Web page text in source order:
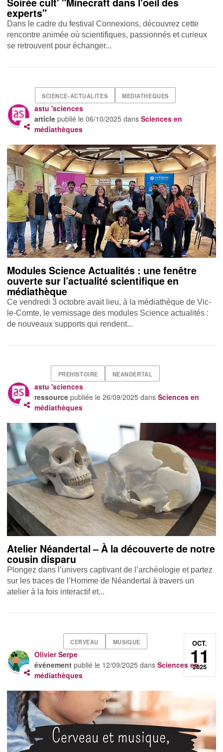
experts"
Dans le cadre du festival Connexions, découvrez cette
rencontre animée où scientifiques, passionnés et curieux
se retrouvent pour échanger...
SCIENCE-ACTUALITES MEDIATHEQUES
astu 'sciences
article publié le06/10/2025 dansSciences en
médiathèques
Modules Science Actualités : une fenêtre
ouverte sur l’actualité scientifique en
médiathèque
Ce vendredi 3 octobre avait lieu, à la médiathèque de Vic-
le-Comte, le vernissage des modules Science actualités :
de nouveaux supports qui rendent...
PREHISTOIRE NEANDERTAL
astu 'sciences
ressource publiée le26/09/2025 dansSciences en
médiathèques
Atelier Néandertal – À la découverte de notre
cousin disparu
Plongez dans l’univers captivant de l’archéologie et partez
sur les traces de l’Homme de Néandertal à travers un
atelier à la fois interactif et...
CERVEAU MUSIQUE
Olivier Serpe
événement publié le 12/09/2025 dansSciences en
médiathèques
OCT.
11
2025